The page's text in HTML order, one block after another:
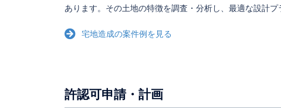
あります。その土地の特徴を調査・分析し、最適な設計プ
宅地造成の案件例を見る
許認可申請・計画